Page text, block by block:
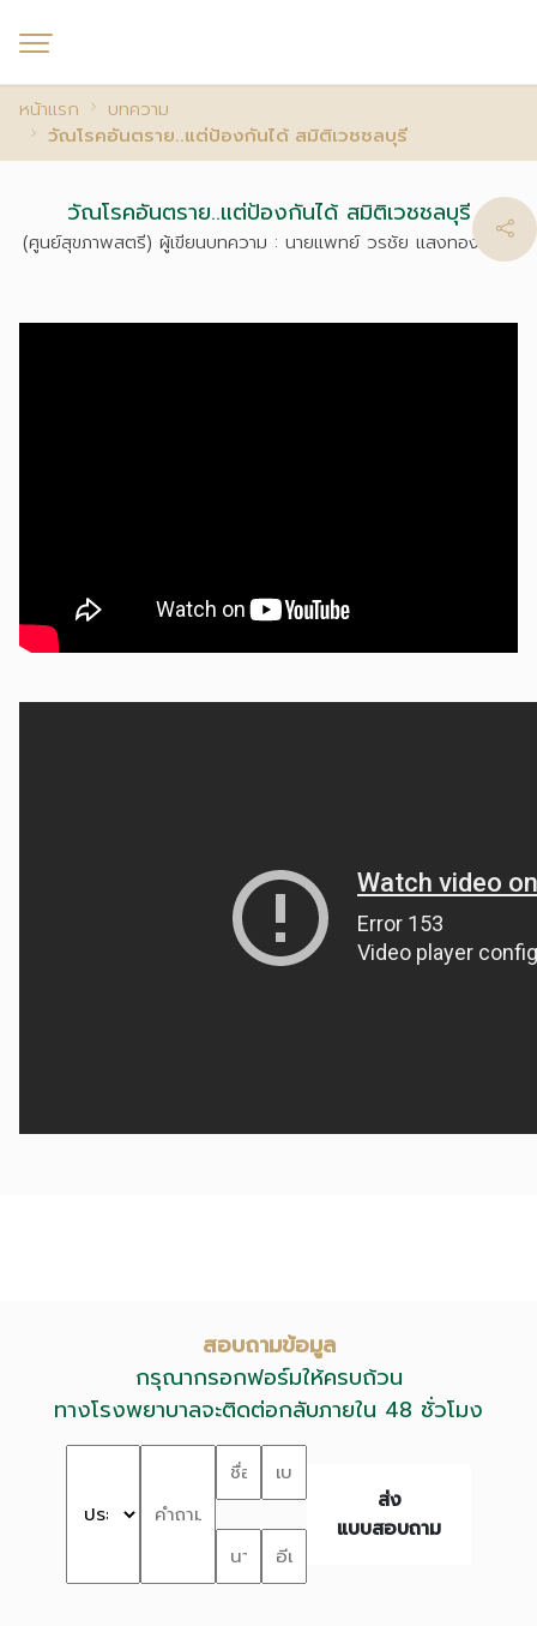
หน้าแรก
บทความ
วัณโรคอันตราย..แต่ป้องกันได้ สมิติเวชชลบุรี
วัณโรคอันตราย..แต่ป้องกันได้ สมิติเวชชลบุรี
(ศูนย์สุขภาพสตรี) ผู้เขียนบทความ : นายแพทย์ วรชัย แสงทองพินิจ
สอบถามข้อมูล
กรุณากรอกฟอร์มให้ครบถ้วน
ทางโรงพยาบาลจะติดต่อกลับภายใน 48 ชั่วโมง
ส่ง
แบบสอบถาม